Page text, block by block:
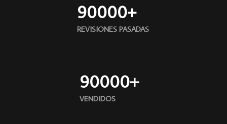
90000+
REVISIONES PASADAS
90000+
VENDIDOS